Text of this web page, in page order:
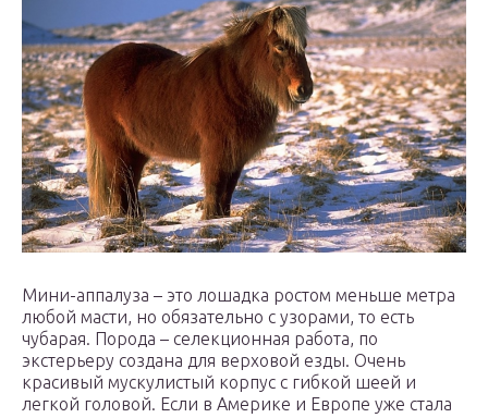
Мини-аппалуза – это лошадка ростом меньше метра
любой масти, но обязательно с узорами, то есть
чубарая. Порода – селекционная работа, по
экстерьеру создана для верховой езды. Очень
красивый мускулистый корпус с гибкой шеей и
легкой головой. Если в Америке и Европе уже стала